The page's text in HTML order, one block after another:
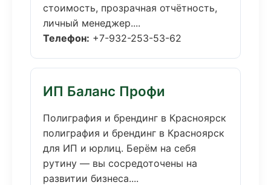
стоимость, прозрачная отчётность,
личный менеджер....
Телефон: +7-932-253-53-62
ИП Баланс Профи
Полиграфия и брендинг в Красноярск
полиграфия и брендинг в Красноярск
для ИП и юрлиц. Берём на себя
рутину — вы сосредоточены на
развитии бизнеса....